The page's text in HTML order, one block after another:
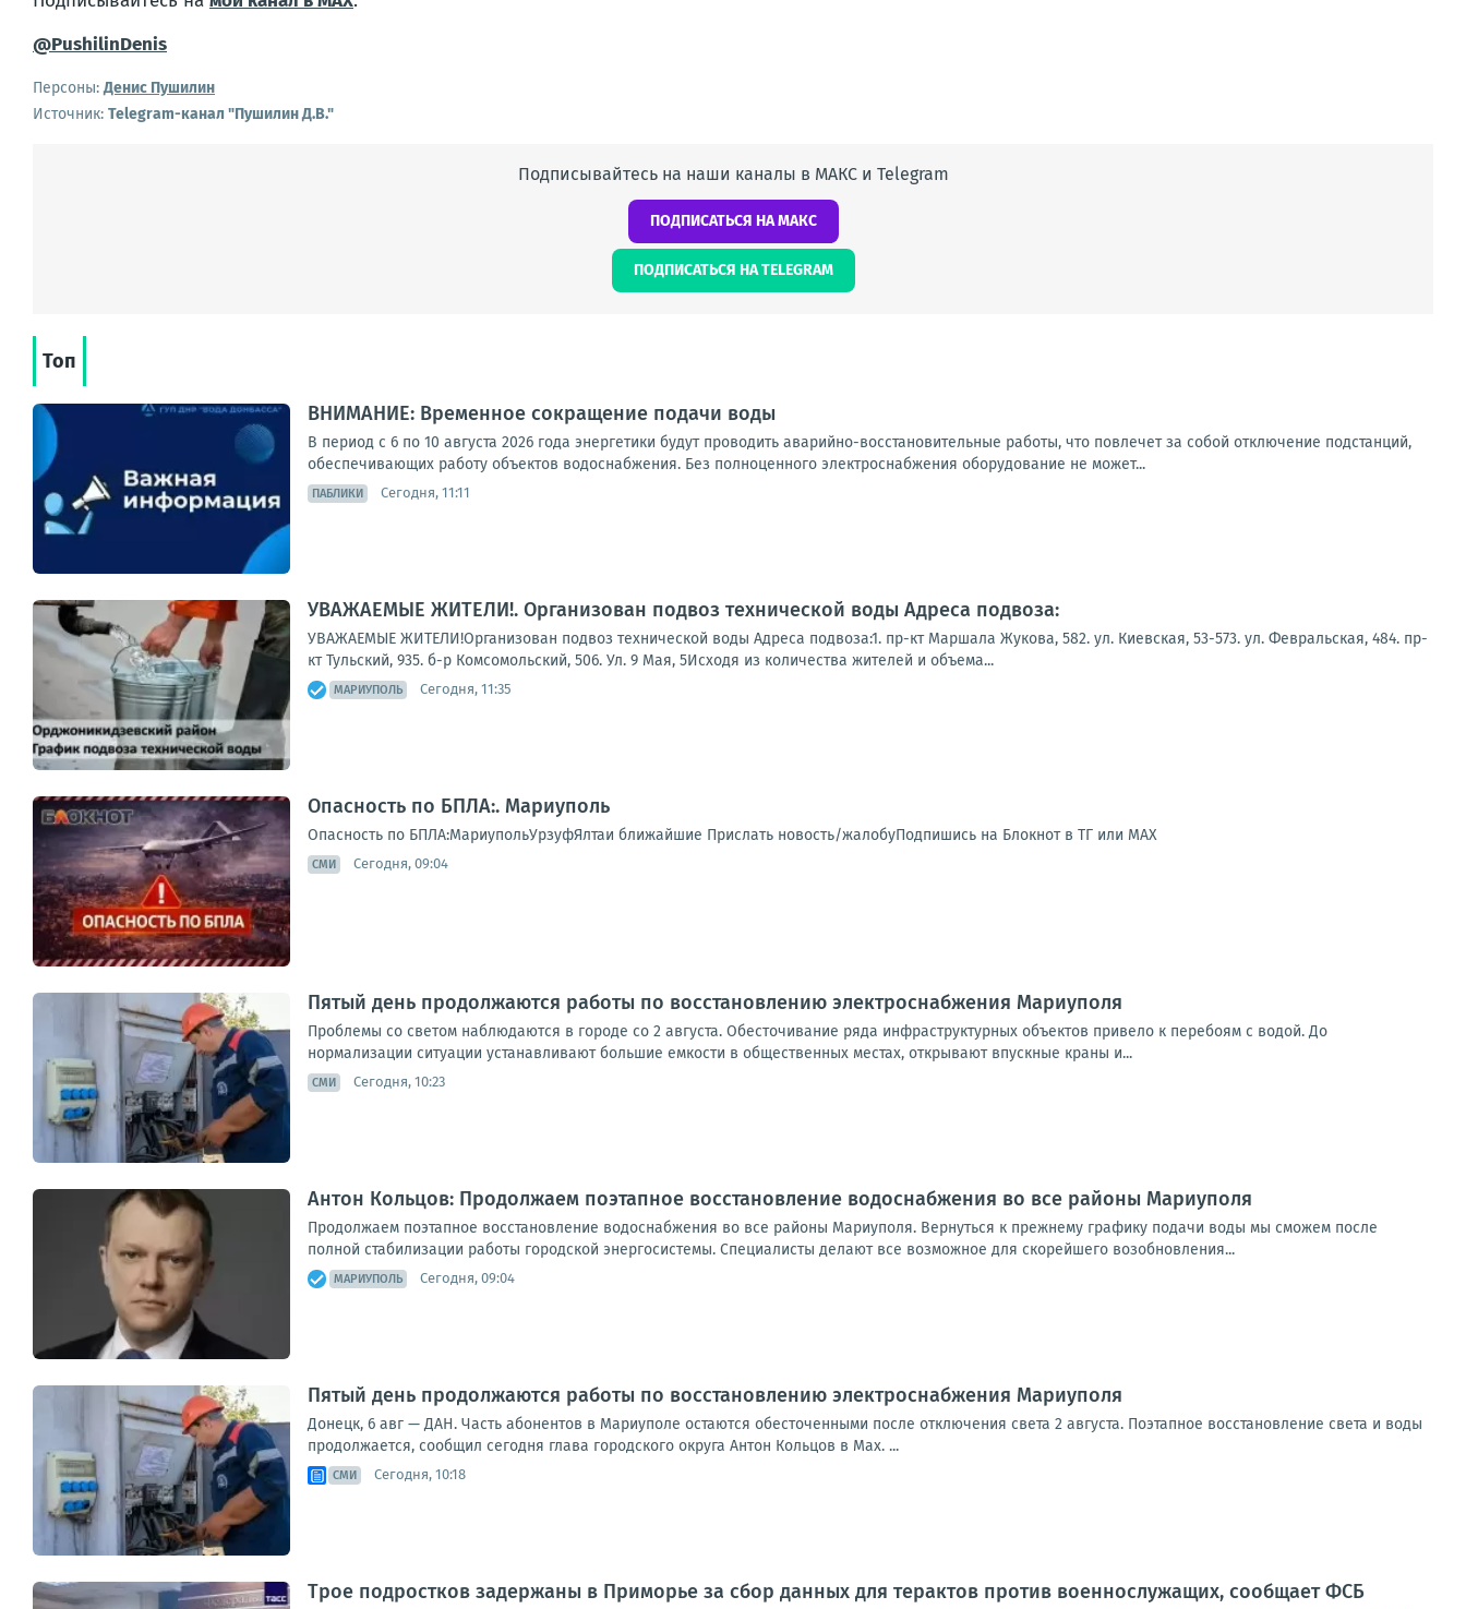
@PushilinDenis
Персоны: Денис Пушилин
Источник: Telegram-канал "Пушилин Д.В."
Подписывайтесь на наши каналы в МАКС и Telegram
ПОДПИСАТЬСЯ НА МАКС
ПОДПИСАТЬСЯ НА TELEGRAM
Топ
ВНИМАНИЕ: Временное сокращение подачи воды
В период с 6 по 10 августа 2026 года энергетики будут проводить аварийно-восстановительные работы, что повлечет за собой отключение подстанций,
обеспечивающих работу объектов водоснабжения. Без полноценного электроснабжения оборудование не может...
ПАБЛИКИ Сегодня, 11:11
УВАЖАЕМЫЕ ЖИТЕЛИ!. Организован подвоз технической воды Адреса подвоза:
УВАЖАЕМЫЕ ЖИТЕЛИ!Организован подвоз технической воды Адреса подвоза:1. пр-кт Маршала Жукова, 582. ул. Киевская, 53-573. ул. Февральская, 484. пр-
кт Тульский, 935. б-р Комсомольский, 506. Ул. 9 Мая, 5Исходя из количества жителей и объема...
МАРИУПОЛЬ Сегодня, 11:35
Опасность по БПЛА:. Мариуполь
Опасность по БПЛА:МариупольУрзуфЯлтаи ближайшие Прислать новость/жалобуПодпишись на Блокнот в ТГ или МАХ
СМИ Сегодня, 09:04
Пятый день продолжаются работы по восстановлению электроснабжения Мариуполя
Проблемы со светом наблюдаются в городе со 2 августа. Обесточивание ряда инфраструктурных объектов привело к перебоям с водой. До
нормализации ситуации устанавливают большие емкости в общественных местах, открывают впускные краны и...
СМИ Сегодня, 10:23
Антон Кольцов: Продолжаем поэтапное восстановление водоснабжения во все районы Мариуполя
Продолжаем поэтапное восстановление водоснабжения во все районы Мариуполя. Вернуться к прежнему графику подачи воды мы сможем после
полной стабилизации работы городской энергосистемы. Специалисты делают все возможное для скорейшего возобновления...
МАРИУПОЛЬ Сегодня, 09:04
Пятый день продолжаются работы по восстановлению электроснабжения Мариуполя
Донецк, 6 авг — ДАН. Часть абонентов в Мариуполе остаются обесточенными после отключения света 2 августа. Поэтапное восстановление света и воды
продолжается, сообщил сегодня глава городского округа Антон Кольцов в Мах. ...
СМИ Сегодня, 10:18
Трое подростков задержаны в Приморье за сбор данных для терактов против военнослужащих, сообщает ФСБ